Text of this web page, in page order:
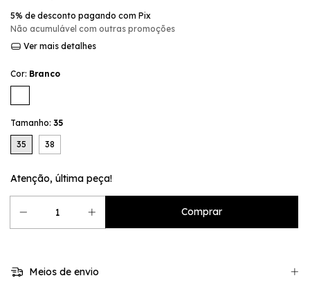
5% de desconto pagando com Pix
Não acumulável com outras promoções
Ver mais detalhes
Cor: Branco
Tamanho: 35
35 38
Atenção, última peça!
Meios de envio